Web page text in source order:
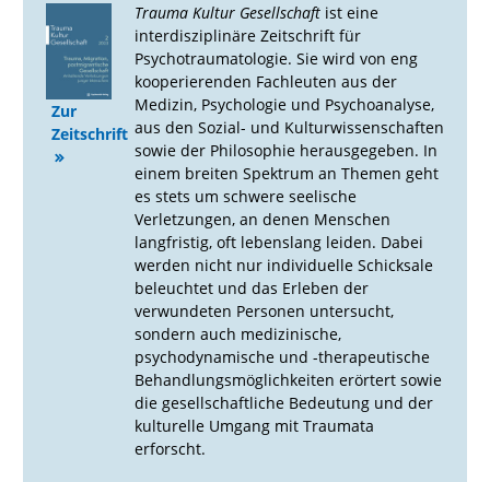
Zur
Zeitschrift
Trauma Kultur Gesellschaftist eine
interdisziplinäre Zeitschrift für
Psychotraumatologie. Sie wird von eng
kooperierenden Fachleuten aus der
Medizin, Psychologie und Psychoanalyse,
aus den Sozial- und Kulturwissenschaften
sowie der Philosophie herausgegeben. In
einem breiten Spektrum an Themen geht
es stets um schwere seelische
Verletzungen, an denen Menschen
langfristig, oft lebenslang leiden. Dabei
werden nicht nur individuelle Schicksale
beleuchtet und das Erleben der
verwundeten Personen untersucht,
sondern auch medizinische,
psychodynamische und -therapeutische
Behandlungsmöglichkeiten erörtert sowie
die gesellschaftliche Bedeutung und der
kulturelle Umgang mit Traumata
erforscht.